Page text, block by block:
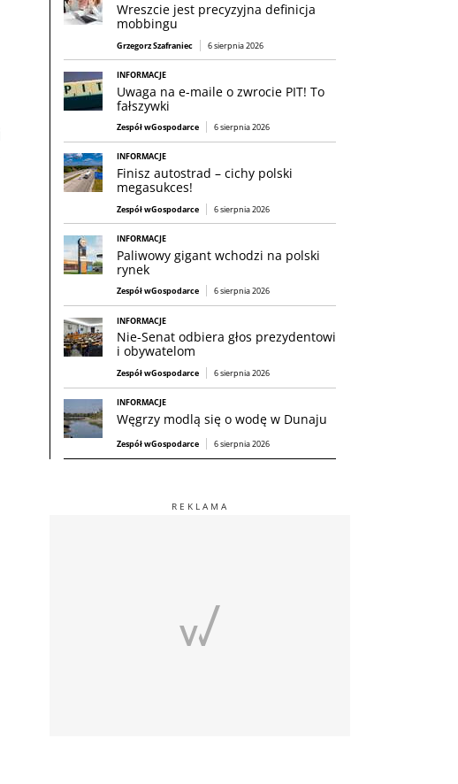
Wreszcie jest precyzyjna definicja
mobbingu
Grzegorz Szafraniec 6 sierpnia 2026
INFORMACJE
Uwaga na e-maile o zwrocie PIT! To
fałszywki
Zespół wGospodarce 6 sierpnia 2026
INFORMACJE
Finisz autostrad – cichy polski
megasukces!
Zespół wGospodarce 6 sierpnia 2026
INFORMACJE
Paliwowy gigant wchodzi na polski
rynek
Zespół wGospodarce 6 sierpnia 2026
INFORMACJE
Nie-Senat odbiera głos prezydentowi
i obywatelom
Zespół wGospodarce 6 sierpnia 2026
INFORMACJE
Węgrzy modlą się o wodę w Dunaju
Zespół wGospodarce 6 sierpnia 2026